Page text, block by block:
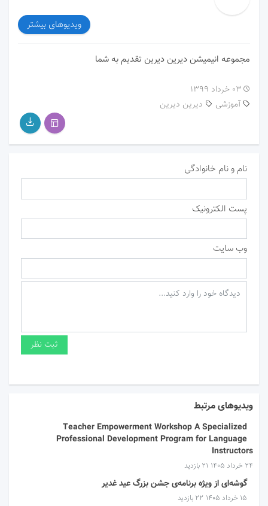
ویدیوهای بیشتر
مجموعه انیمیشن دیرین دیرین تقدیم به شما
۰۳ خرداد ۱۳۹۹
آموزشی
دیرین دیرین
نام و نام خانوادگی
پست الکترونیک
وب سایت
ویدیوهای مرتبط
Teacher Empowerment Workshop A Specialized
Professional Development Program for Language
Instructors
۲۴ خرداد ۱۴۰۵ 21 بازدید
گوشه‌ای از ویژه برنامه‌ی جشن بزرگ عید غدیر
۱۵ خرداد ۱۴۰۵ 22 بازدید